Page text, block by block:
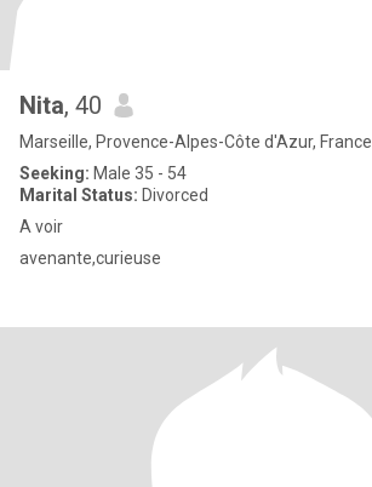
Nita, 40
Marseille, Provence-Alpes-Côte d'Azur, France
Seeking: Male 35 - 54
Marital Status: Divorced
A voir
avenante,curieuse